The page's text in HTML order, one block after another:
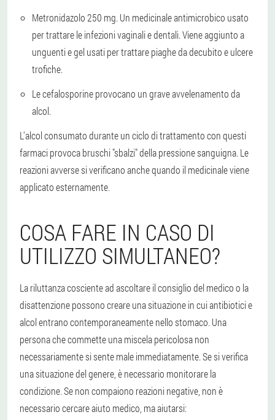
Metronidazolo 250 mg. Un medicinale antimicrobico usato
per trattare le infezioni vaginali e dentali. Viene aggiunto a
unguenti e gel usati per trattare piaghe da decubito e ulcere
trofiche.
Le cefalosporine provocano un grave avvelenamento da
alcol.
L'alcol consumato durante un ciclo di trattamento con questi
farmaci provoca bruschi "sbalzi" della pressione sanguigna. Le
reazioni avverse si verificano anche quando il medicinale viene
applicato esternamente.
COSA FARE IN CASO DI
UTILIZZO SIMULTANEO?
La riluttanza cosciente ad ascoltare il consiglio del medico o la
disattenzione possono creare una situazione in cui antibiotici e
alcol entrano contemporaneamente nello stomaco. Una
persona che commette una miscela pericolosa non
necessariamente si sente male immediatamente. Se si verifica
una situazione del genere, è necessario monitorare la
condizione. Se non compaiono reazioni negative, non è
necessario cercare aiuto medico, ma aiutarsi: